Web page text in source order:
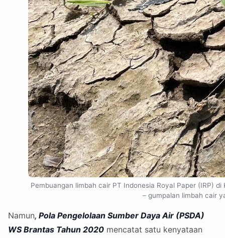
Pembuangan limbah cair PT Indonesia Royal Paper (IRP)
– gumpalan limbah cair
Namun, Pola Pengelolaan Sumber Daya Air (PSDA)
WS Brantas Tahun 2020 mencatat satu kenyataan